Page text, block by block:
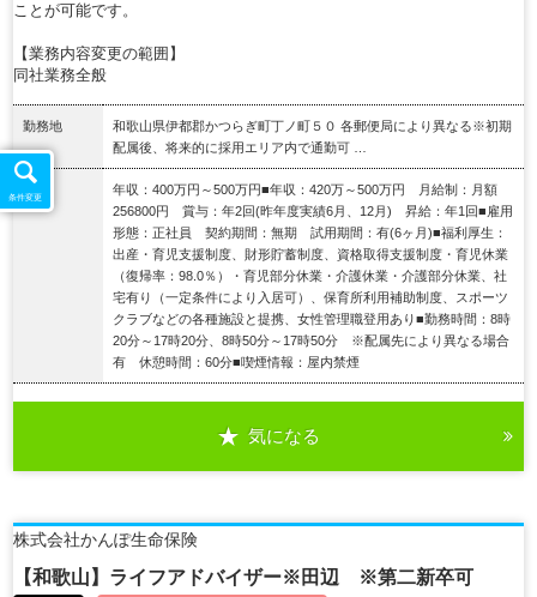
ことが可能です。
【業務内容変更の範囲】
同社業務全般
勤務地
和歌山県伊都郡かつらぎ町丁ノ町５０ 各郵便局により異なる※初期
配属後、将来的に採用エリア内で通勤可 …
給与
年収：400万円～500万円■年収：420万～500万円 月給制：月額
256800円 賞与：年2回(昨年度実績6月、12月) 昇給：年1回■雇用
形態：正社員 契約期間：無期 試用期間：有(6ヶ月)■福利厚生：
出産・育児支援制度、財形貯蓄制度、資格取得支援制度・育児休業
（復帰率：98.0％）・育児部分休業・介護休業・介護部分休業、社
宅有り（一定条件により入居可）、保育所利用補助制度、スポーツ
クラブなどの各種施設と提携、女性管理職登用あり■勤務時間：8時
20分～17時20分、8時50分～17時50分 ※配属先により異なる場合
有 休憩時間：60分■喫煙情報：屋内禁煙
気になる
株式会社かんぽ生命保険
【和歌山】ライフアドバイザー※田辺 ※第二新卒可
条件変更